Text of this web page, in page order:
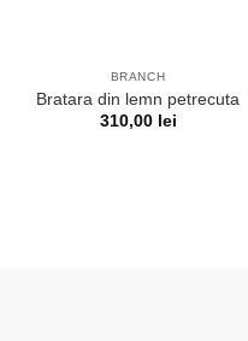
BRANCH
Bratara din lemn petrecuta
310,00 lei